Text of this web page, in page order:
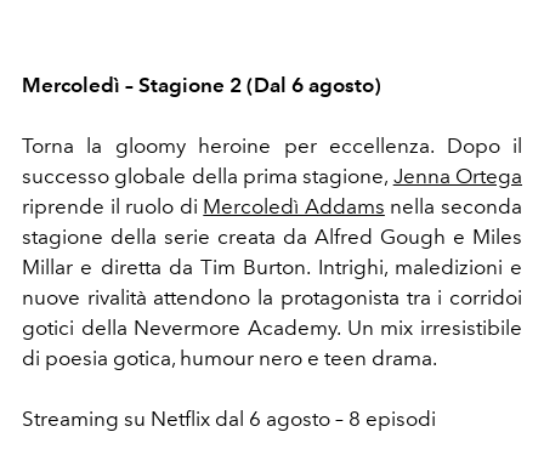
Mercoledì – Stagione 2 (Dal 6 agosto)
Torna la gloomy heroine per eccellenza. Dopo il
successo globale della prima stagione, Jenna Ortega
riprende il ruolo di Mercoledì Addams nella seconda
stagione della serie creata da Alfred Gough e Miles
Millar e diretta da Tim Burton. Intrighi, maledizioni e
nuove rivalità attendono la protagonista tra i corridoi
gotici della Nevermore Academy. Un mix irresistibile
di poesia gotica, humour nero e teen drama.
Streaming su Netflix dal 6 agosto – 8 episodi